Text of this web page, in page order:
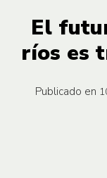
El
ríos es
Publicado en